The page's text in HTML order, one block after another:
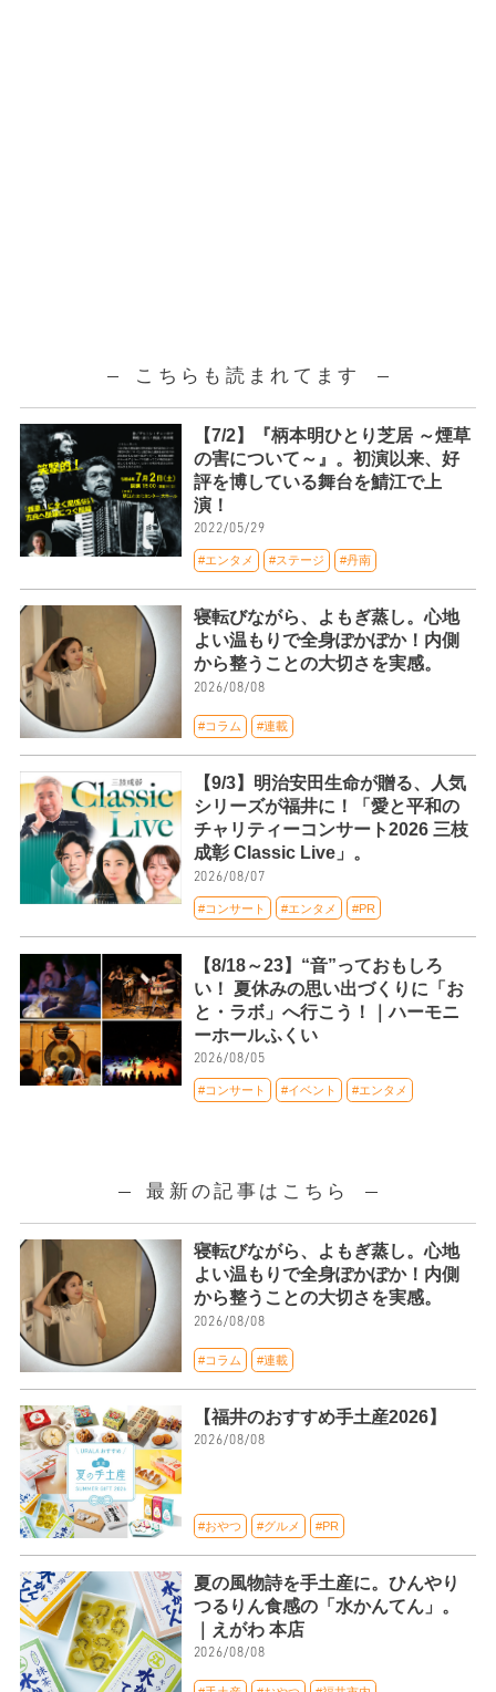
こちらも読まれてます
【7/2】『柄本明ひとり芝居 ～煙草
の害について～』。初演以来、好
評を博している舞台を鯖江で上
演！
2022/05/29
#エンタメ #ステージ #丹南
寝転びながら、よもぎ蒸し。心地
よい温もりで全身ぽかぽか！内側
から整うことの大切さを実感。
2026/08/08
#コラム #連載
【9/3】明治安田生命が贈る、人気
シリーズが福井に！「愛と平和の
チャリティーコンサート2026 三枝
成彰 Classic Live」。
2026/08/07
#コンサート #エンタメ #PR
【8/18～23】“音”っておもしろ
い！ 夏休みの思い出づくりに「お
と・ラボ」へ行こう！｜ハーモニ
ーホールふくい
2026/08/05
#コンサート #イベント #エンタメ
最新の記事はこちら
寝転びながら、よもぎ蒸し。心地
よい温もりで全身ぽかぽか！内側
から整うことの大切さを実感。
2026/08/08
#コラム #連載
【福井のおすすめ手土産2026】
2026/08/08
#おやつ #グルメ #PR
夏の風物詩を手土産に。ひんやり
つるりん食感の「水かんてん」。
｜えがわ 本店
2026/08/08